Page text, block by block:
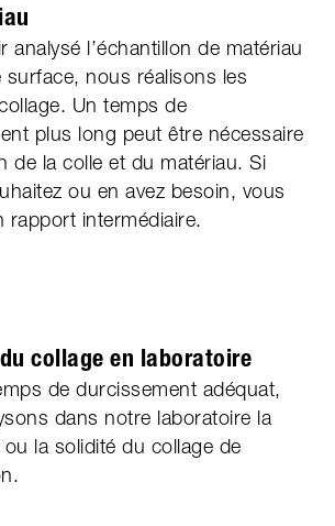
analysé l’échantillon de matériau
surface, nous réalisons les
Un temps de
plus long peut être nécessaire
de la colle et du matériau. Si
ou en avez besoin, vous
rapport intermédiaire.
collage en laboratoire
de durcissement adéquat,
dans notre laboratoire la
la solidité du collage de